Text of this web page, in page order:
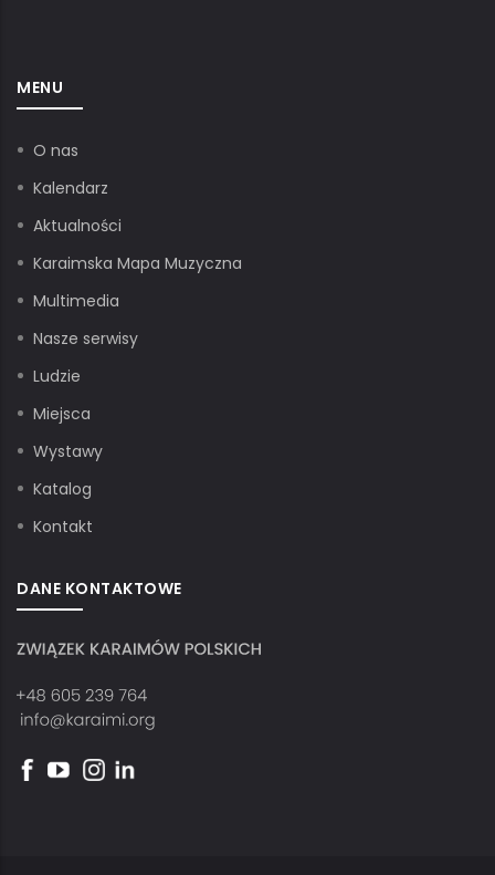
MENU
O nas
Kalendarz
Aktualności
Karaimska Mapa Muzyczna
Multimedia
Nasze serwisy
Ludzie
Miejsca
Wystawy
Katalog
Kontakt
DANE KONTAKTOWE